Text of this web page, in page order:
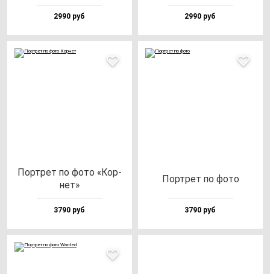
2990 руб 2990 руб
Пор­трет по фо­то «Кор­
нет»
3790 руб
Пор­трет по фо­то
3790 руб